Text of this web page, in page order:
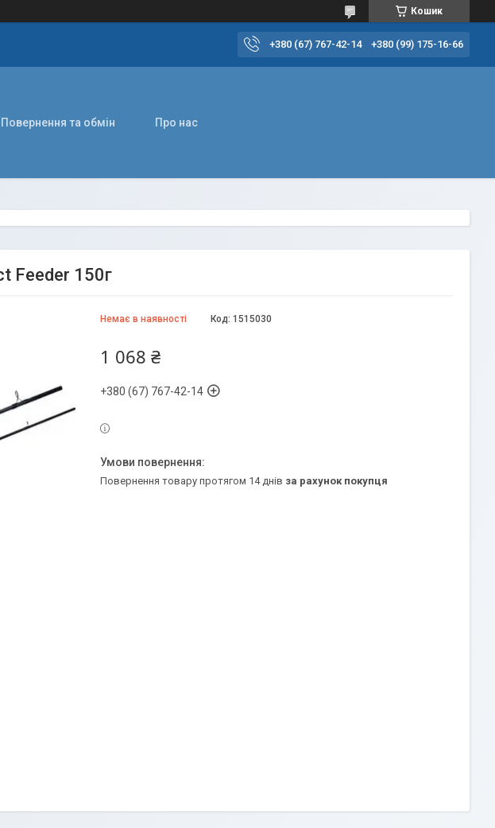
Кошик
+380 (67) 767-42-14 +380 (99) 175-16-66
Повернення та обмін Про нас
Feeder 150г
Немає в наявності Код: 1515030
1 068 ₴
+380 (67) 767-42-14
повернення товару протягом 14 днів за рахунок покупця